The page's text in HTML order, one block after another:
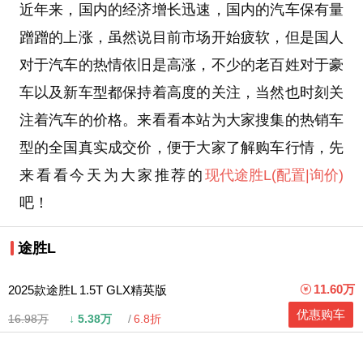
近年来，国内的经济增长迅速，国内的汽车保有量
蹭蹭的上涨，虽然说目前市场开始疲软，但是国人
对于汽车的热情依旧是高涨，不少的老百姓对于豪
车以及新车型都保持着高度的关注，当然也时刻关
注着汽车的价格。来看看本站为大家搜集的热销车
型的全国真实成交价，便于大家了解购车行情，先
来看看今天为大家推荐的现代途胜L(配置 |询价)
吧！
途胜L
2025款途胜L 1.5T GLX精英版
16.98万 ↓ 5.38万 6.8折
11.60万
优惠购车